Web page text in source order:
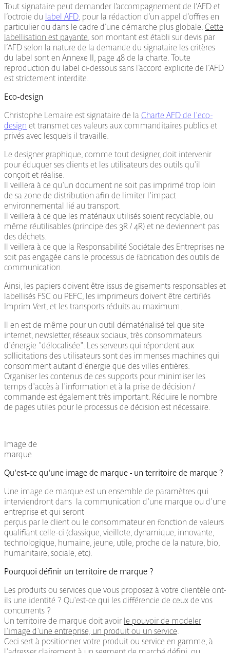
Tout signataire peut demander l’accompagnement de l’AFD et
l’octroie du label AFD , pour la rédaction d’un appel d’offres en
particulier ou dans le cadre d’une démarche plus globale. Cette
labellisation est payante , son montant est établi sur devis par
l’AFD selon la nature de la demande du signataire les critères
du label sont en Annexe II, page 48 de la charte. Toute
reproduction du label ci-dessous sans l’accord explicite de l’AFD
est strictement interdite.
Eco-design
Christophe Lemaire est signataire de la Charte AFD de l'eco-
design et transmet ces valeurs aux commanditaires publics et
privés avec lesquels il travaille.
Le designer graphique, comme tout designer, doit intervenir
pour éduquer ses clients et les utilisateurs des outils qu'il
conçoit et réalise.
Il veillera à ce qu'un document ne soit pas imprimé trop loin
de sa zone de distribution afin de limiter l'impact
environnemental lié au transport.
Il veillera à ce que les matériaux utilisés soient recyclable, ou
même réutilisables (principe des 3R / 4R) et ne deviennent pas
des déchets.
Il veillera à ce que la Responsabilité Sociétale des Entreprises ne
soit pas engagée dans le processus de fabrication des outils de
communication.
Ainsi, les papiers doivent être issus de gisements responsables et
labellisés FSC ou PEFC, les imprimeurs doivent être certifiés
Imprim Vert, et les transports réduits au maximum.
Il en est de même pour un outil dématérialisé tel que site
internet, newsletter, réseaux sociaux, très consommateurs
d'énergie "délocalisée". Les serveurs qui répondent aux
sollicitations des utilisateurs sont des immenses machines qui
consomment autant d'énergie que des villes entières.
Organiser les contenus de ces supports pour minimiser les
temps d'accès à l'information et à la prise de décision /
commande est également très important. Réduire le nombre
de pages utiles pour le processus de décision est nécessaire.
Image de
marque
Qu'est-ce qu'une image de marque - un territoire de marque ?
Une image de marque est un ensemble de paramètres qui
interviendront dans la communication d'une marque ou d'une
entreprise et qui seront
perçus par le client ou le consommateur en fonction de valeurs
qualifiant celle-ci (classique, vieillote, dynamique, innovante,
technologique, humaine, jeune, utile, proche de la nature, bio,
humanitaire, sociale, etc).
Pourquoi définir un territoire de marque ?
Les produits ou services que vous proposez à votre clientèle ont-
ils une identité ? Qu'est-ce qui les différencie de ceux de vos
concurrents ?
Un territoire de marque doit avoir le pouvoir de modeler
l'image d'une entreprise, un produit ou un service
Ceci sert à positionner votre produit ou service en gamme, à